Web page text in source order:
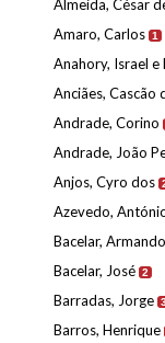
Almeida, César
Amaro, Carlos 1
Anahory, Israel e
Anciães, Cascão
Andrade, Corino
Andrade, João
Anjos, Cyro dos
Azevedo,
Bacelar, Armando
Bacelar, José 2
Barradas, Jorge
Barros, Henrique